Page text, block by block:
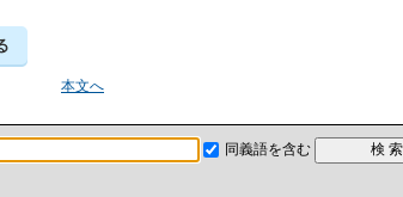
本文へ
同義語を含む